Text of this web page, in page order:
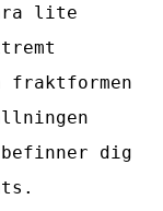
lite
fraktformen
dig